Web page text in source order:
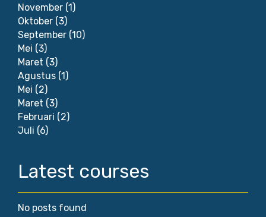
November (1)
Oktober (3)
September (10)
Mei (3)
Maret (3)
Agustus (1)
Mei (2)
Maret (3)
Februari (2)
Juli (6)
Latest courses
No posts found